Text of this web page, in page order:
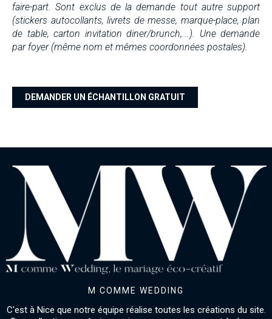
faire-part. Sont exclus de la demande tout autre support
(stickers autocollants, livrets de messe, marque-place, plan
de table, carton invitation diner/brunch,...). Une demande
par foyer (même nom et mêmes coordonnées postales).
DEMANDER UN ÉCHANTILLON GRATUIT
M COMME WEDDING
C'est à Nice que notre équipe réalise toutes les créations du site.